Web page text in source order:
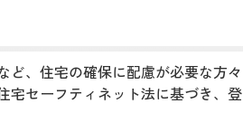
ど、住宅の確保に配慮が必要な方々
宅セーフティネット法に基づき、登